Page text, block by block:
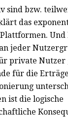
sind bzw.
das
Und
jeder
private Nutzer
für die
ist die logische